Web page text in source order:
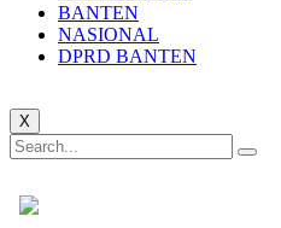
BANTEN
NASIONAL
DPRD BANTEN
X